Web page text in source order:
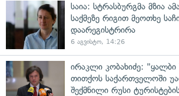
საია: სტრასბურგმა მზია
საქმეზე რიგით მეოთხე
დაარეგისტრირა
6 აგვისტო, 14:26
ირაკლი კობახიძე: "ყალბი
თითქოს საქართველოში
შექმნილი რუსი